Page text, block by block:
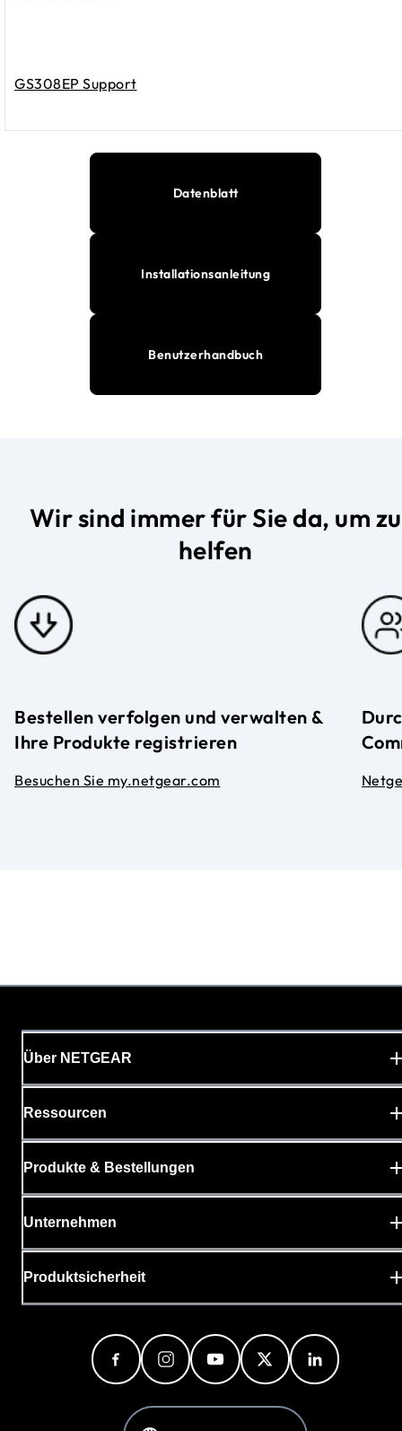
GS308EP Support
Datenblatt
Installationsanleitung
Benutzerhandbuch
Wir sind immer für Sie da, um zu
helfen
Bestellen verfolgen und verwalten &
Ihre Produkte registrieren
Besuchen Sie my.netgear.com
Über NETGEAR
Ressourcen
Produkte & Bestellungen
Unternehmen
Produktsicherheit